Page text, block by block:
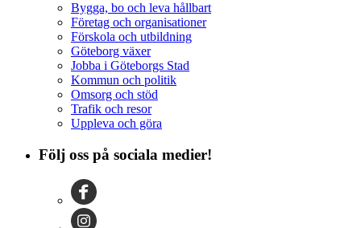
Bygga, bo och leva hållbart
Företag och organisationer
Förskola och utbildning
Göteborg växer
Jobba i Göteborgs Stad
Kommun och politik
Omsorg och stöd
Trafik och resor
Uppleva och göra
Följ oss på sociala medier!